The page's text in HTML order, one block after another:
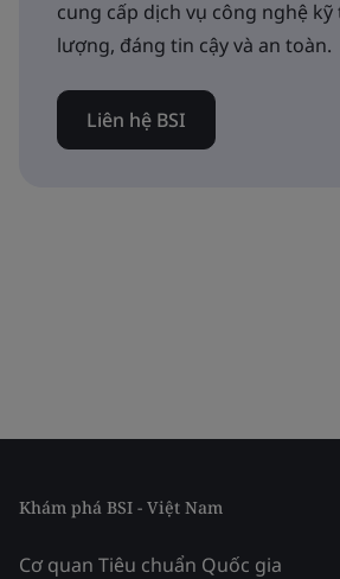
cung cấp dịch vụ công nghệ
lượng, đáng tin cậy và an toàn.
Liên hệ BSI
Khám phá BSI - Việt Nam
Cơ quan Tiêu chuẩn Quốc gia